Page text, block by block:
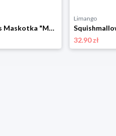
Squishmallows Maskotka "Mondy - Hot Pink And White Sea Cow" - 3+ rozmiar: onesize
Limango
32.90 zł